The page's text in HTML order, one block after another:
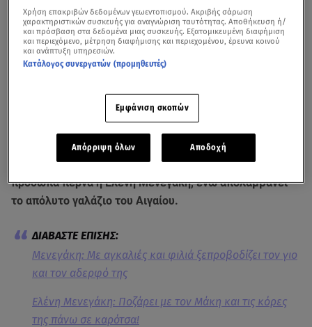
Ξέγνοιαστες στιγμές μαζί με τα αγαπημένα της
πρόσωπα περνά η Ελένη Μενεγάκη, ενώ απολαμβάνει
το απόλυτο γαλάζιο του Αιγαίου.
Μενεγάκη: Με αγκαλιές και φιλιά ξεπροβοδίζει τον γιο
και τον αδερφό της
Ελένη Μενεγάκη: Ποζάρει με τον Μάκη και τις κόρες
της πάνω σε καρότσα!
Χρήση επακριβών δεδομένων γεωεντοπισμού. Ακριβής σάρωση
χαρακτηριστικών συσκευής για αναγνώριση ταυτότητας. Αποθήκευση ή/
και πρόσβαση στα δεδομένα μιας συσκευής. Εξατομικευμένη διαφήμιση
και περιεχόμενο, μέτρηση διαφήμισης και περιεχομένου, έρευνα κοινού
και ανάπτυξη υπηρεσιών.
Κατάλογος συνεργατών (προμηθευτές)
Εμφάνιση σκοπών
Απόρριψη όλων Αποδοχή